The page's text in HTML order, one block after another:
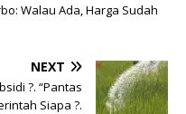
Walau Ada, Harga Sudah
NEXT
?. “Pantas
Siapa ?.